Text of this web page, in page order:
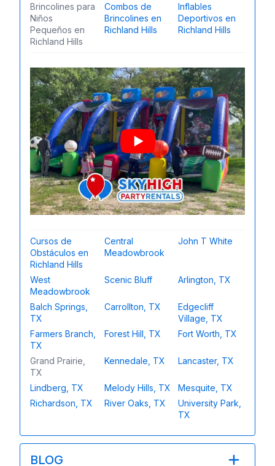
Brincolines para
Niños
Pequeños en
Richland Hills
Combos de
Brincolines en
Richland Hills
Inflables
Deportivos en
Richland Hills
Cursos de
Obstáculos en
Richland Hills
Central
Meadowbrook
John T White
West
Meadowbrook
Scenic Bluff Arlington, TX
Balch Springs,
TX
Carrollton, TX
Edgecliff
Village, TX
Farmers Branch,
TX
Forest Hill, TX Fort Worth, TX
Grand Prairie,
TX
Kennedale, TX Lancaster, TX
Lindberg, TX Melody Hills, TX
Mesquite, TX
Richardson, TX
River Oaks, TX
University Park,
TX
BLOG